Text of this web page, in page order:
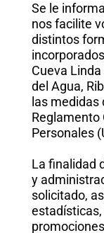
Se le
nos facilite
distintos
Cueva
del Agua,
las medidas
Reglamento
Personales
La finalidad
y
solicitado,